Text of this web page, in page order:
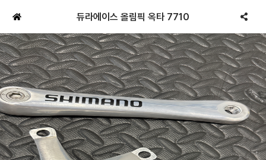
듀라에이스 올림픽 옥타 7710